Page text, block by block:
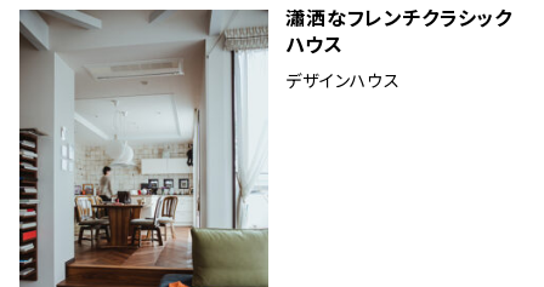
瀟洒なフレンチクラシック
ハウス
デザインハウス